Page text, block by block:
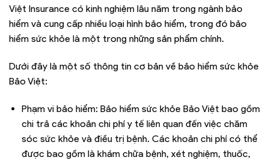
Việt Insurance có kinh nghiệm lâu năm trong ngành bảo
hiểm và cung cấp nhiều loại hình bảo hiểm, trong đó bảo
hiểm sức khỏe là một trong những sản phẩm chính.
Dưới đây là một số thông tin cơ bản về bảo hiểm sức khỏe
Bảo Việt:
Phạm vi bảo hiểm: Bảo hiểm sức khỏe Bảo Việt bao gồm
chi trả các khoản chi phí y tế liên quan đến việc chăm
sóc sức khỏe và điều trị bệnh. Các khoản chi phí có thể
được bao gồm là khám chữa bệnh, xét nghiệm, thuốc,